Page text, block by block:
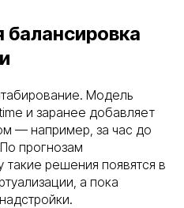
Модель
и заранее добавляет
— например, за час до
прогнозам
такие решения появятся в
а пока